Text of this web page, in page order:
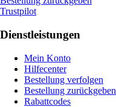
Trustpilot
Dienstleistungen
Mein Konto
Hilfecenter
Bestellung verfolgen
Bestellung zurückgeben
Rabattcodes